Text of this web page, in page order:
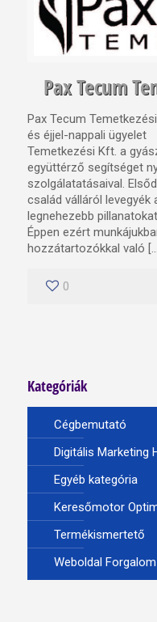
Pax Tecum
Pax Tecum
és éjjel-nappali
Temetkezési Kft. a
együttérző segítséget
szolgálatatásaival.
család válláról levegyék
legnehezebb
Éppen ezért
hozzátartozókkal való
0
Kategóriák
Cégbemutató
Digitális Marketing
Egyéb kategória
Keresőmotor
Termékismertető
Weboldal